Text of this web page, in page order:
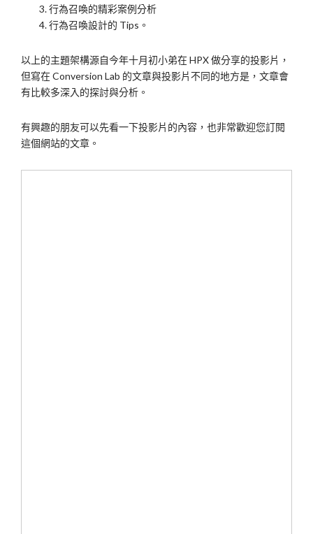
行為召喚的精彩案例分析
行為召喚設計的 Tips。
以上的主題架構源自今年十月初小弟在 HPX 做分享的投影片，
但寫在 Conversion Lab 的文章與投影片不同的地方是，文章會
有比較多深入的探討與分析。
有興趣的朋友可以先看一下投影片的內容，也非常歡迎您訂閱
這個網站的文章。